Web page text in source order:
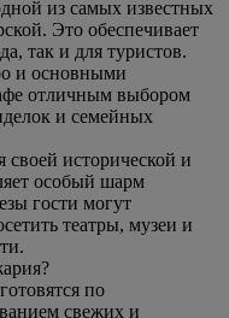
из самых известных
Это обеспечивает
так и для туристов.
и основными
отличным выбором
и семейных
своей исторической и
особый шарм
гости могут
театры, музеи и
по
свежих и